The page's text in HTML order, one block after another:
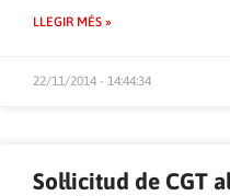
LLEGIR MÉS »
22/11/2014 - 14:44:34
Sol·licitud de CGT